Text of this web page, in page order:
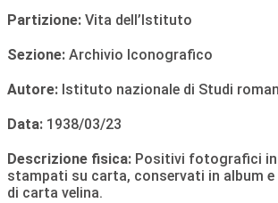
Partizione: Vita dell’Istituto
Sezione: Archivio Iconografico
Autore: Istituto nazionale di Studi
Data: 1938/03/23
Descrizione fisica: Positivi fotografici in
stampati su carta, conservati in album
di carta velina.